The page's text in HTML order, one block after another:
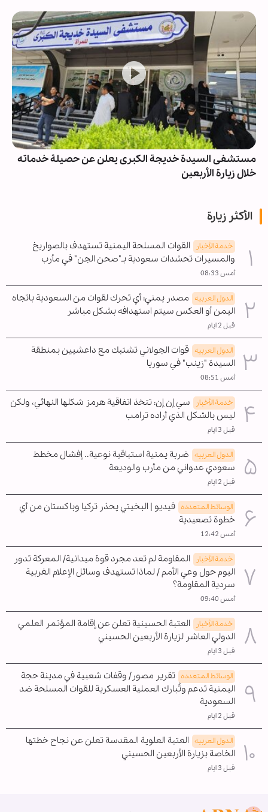
مستشفى السيدة خديجة الكبرى يعلن عن حصيلة خدماته
خلال زيارة الأربعين
الأكثر زيارة
خدمة الأخبار
القوات المسلحة اليمنية تستهدف بالصواريخ
والمسيرات تحشدات سعودية بـ"صحن الجن" في مأرب
أمس 08:33
الدول العربیه مصدر يمني: أي تحرك لقوات من السعودية باتجاه
اليمن أو العكس سيتم استهدافه بشكل مباشر
قبل 2 ايام
الدول العربیه قوات الجولاني تشتبك مع داعشيين بمنطقة
السيدة "زينب" في سوريا
أمس 08:51
خدمة الأخبار
سي إن إن: تتخذ اتفاقية هرمز شكلها النهائي، ولكن
ليس بالشكل الذي أراده ترامب
قبل 3 ايام
الدول العربیه ضربة يمنية استباقية نوعية.. إفشال مخطط
سعودي عدواني من مأرب والوديعة
قبل 2 ايام
الوسائط المتعدده فيديو | البخيتي يحذر تركيا وباكستان من أي
خطوة تصعيدية
أمس 12:42
خدمة الأخبار
المقاومة لم تعد مجرد قوة ميدانية/ المعركة تدور
اليوم حول وعي الأمم / لماذا تستهدف وسائل الإعلام الغربية
سردية المقاومة؟
أمس 09:40
خدمة الأخبار
العتبة الحسينية تعلن عن إقامة المؤتمر العلمي
الدولي العاشر لزيارة الأربعين الحسيني
قبل 3 ايام
الوسائط المتعدده تقرير مصور/ وقفات شعبية في مدينة حجة
اليمنية تدعم وتُبارك العملية العسكرية للقوات المسلحة ضد
السعودية
قبل 2 ايام
الدول العربیه العتبة العلوية المقدسة تعلن عن نجاح خطتها
الخاصة بزيارة الأربعين الحسيني
قبل 3 ايام